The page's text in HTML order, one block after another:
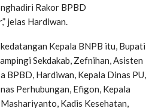
Rakor BPBD
jelas Hardiwan.
Kepala BNPB itu, Bupati
Sekdakab, Zefnihan, Asisten
BPBD, Hardiwan, Kepala Dinas PU,
Perhubungan, Efigon, Kepala
Kadis Kesehatan,